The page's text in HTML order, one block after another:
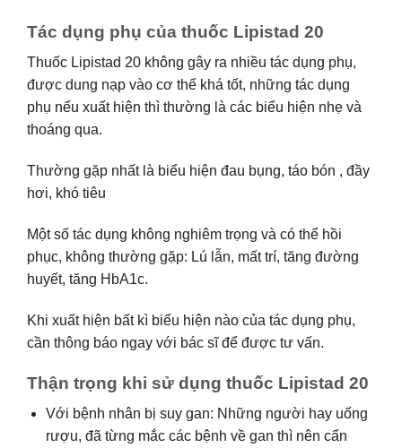
Tác dụng phụ của thuốc Lipistad 20
Thuốc Lipistad 20 không gây ra nhiều tác dụng phụ,
được dung nạp vào cơ thể khá tốt, những tác dụng
phụ nếu xuất hiện thì thường là các biểu hiện nhẹ và
thoáng qua.
Thường gặp nhất là biểu hiện đau bụng, táo bón , đầy
hơi, khó tiêu
Một số tác dụng không nghiêm trọng và có thể hồi
phục, không thường gặp: Lú lẫn, mất trí, tăng đường
huyết, tăng HbA1c.
Khi xuất hiện bất kì biểu hiện nào của tác dụng phụ,
cần thông báo ngay với bác sĩ để được tư vấn.
Thận trọng khi sử dụng thuốc Lipistad 20
Với bệnh nhân bị suy gan: Những người hay uống
rượu, đã từng mắc các bệnh về gan thì nên cẩn